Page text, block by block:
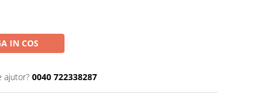
IN COS
ajutor? 0040 722338287